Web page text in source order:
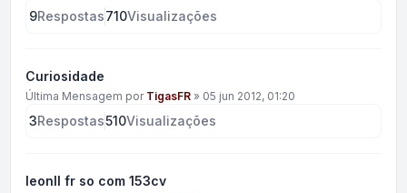
9Respostas710Visualizações
Curiosidade
Última Mensagem por TigasFR » 05 jun 2012, 01:20
3Respostas510Visualizações
leonll fr so com 153cv